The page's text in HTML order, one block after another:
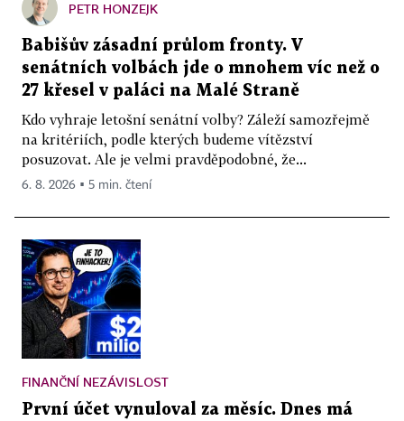
PETR HONZEJK
Babišův zásadní průlom fronty. V
senátních volbách jde o mnohem víc než o
27 křesel v paláci na Malé Straně
Kdo vyhraje letošní senátní volby? Záleží samozřejmě
na kritériích, podle kterých budeme vítězství
posuzovat. Ale je velmi pravděpodobné, že...
6. 8. 2026 ▪ 5 min. čtení
FINANČNÍ NEZÁVISLOST
První účet vynuloval za měsíc. Dnes má